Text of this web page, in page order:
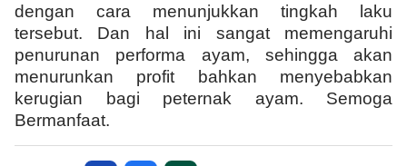
dengan cara menunjukkan tingkah laku
tersebut. Dan hal ini sangat memengaruhi
penurunan performa ayam, sehingga akan
menurunkan profit bahkan menyebabkan
kerugian bagi peternak ayam. Semoga
Bermanfaat.